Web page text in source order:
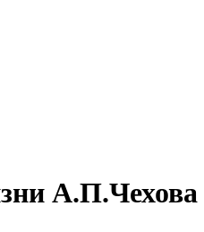
А.П.Чехова